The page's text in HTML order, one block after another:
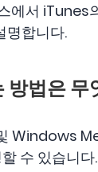
에서 iTunes
명합니다.
법은 무
Windows
수 있습니다.